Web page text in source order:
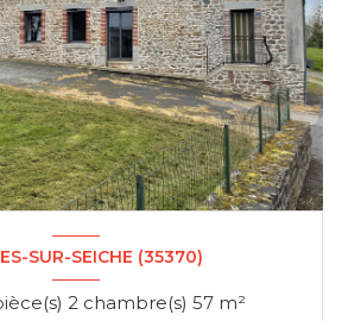
SUR-SEICHE (35370)
Maison 3 pièce(s) 2 chambre(s) 57 m²